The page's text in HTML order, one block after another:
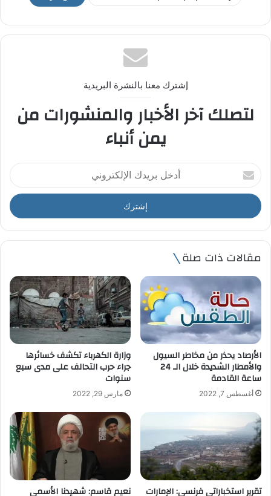
إشترك معنا بالنشرة البريدية
لتصلك آخر الأخبار والمنشورات من
يمن أنباء
أ
د
خ
ل
ر
د
ا
ل
ك
ر
و
ي
مقالات ذات صلة
الأرصاد يحذر من مخاطر السيول
والأمطار الشديدة خلال الـ 24
ساعة القادمة
أغسطس 7, 2022
وزارة الكهرباء تكشف خسائرها
جراء حرب التحالف على مدى سبع
سنوات
مارس 29, 2022
تقرير استخباراتي فرنسي: الإمارات نعيم قاسم: شهيدنا الأسمى